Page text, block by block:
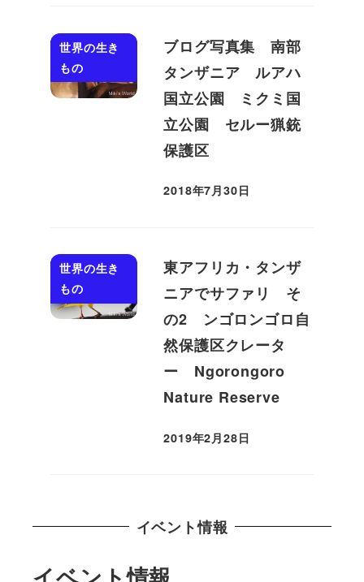
世界の生き
もの
ブログ写真集 南部
タンザニア ルアハ
国立公園 ミクミ国
立公園 セルー猟銃
保護区
投稿日
2018年7月30日
世界の生き
もの
東アフリカ・タンザ
ニアでサファリ そ
の2 ンゴロンゴロ自
然保護区クレータ
ー Ngorongoro
Nature Reserve
投稿日
2019年2月28日
イベント情報